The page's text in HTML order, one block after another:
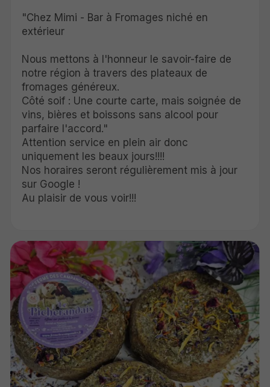
"Chez Mimi - Bar à Fromages niché en
extérieur
Nous mettons à l'honneur le savoir-faire de
notre région à travers des plateaux de
fromages généreux.
Côté soif : Une courte carte, mais soignée de
vins, bières et boissons sans alcool pour
parfaire l'accord."
Attention service en plein air donc
uniquement les beaux jours!!!!
Nos horaires seront régulièrement mis à jour
sur Google !
Au plaisir de vous voir!!!